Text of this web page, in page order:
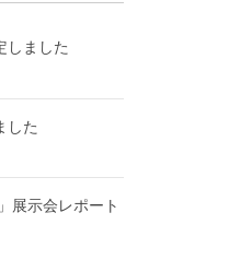
しました
した
展示会レポート